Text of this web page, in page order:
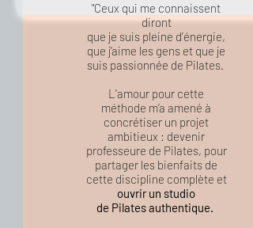
"Ceux qui me connaissent
diront
que je suis pleine d’énergie,
que j’aime les gens et que je
suis passionnée de Pilates.
L'amour pour cette
méthode m’a amené à
concrétiser un projet
ambitieux : devenir
professeure de Pilates, pour
partager les bienfaits de
cette discipline complète et
ouvrir un studio
de Pilates authentique.